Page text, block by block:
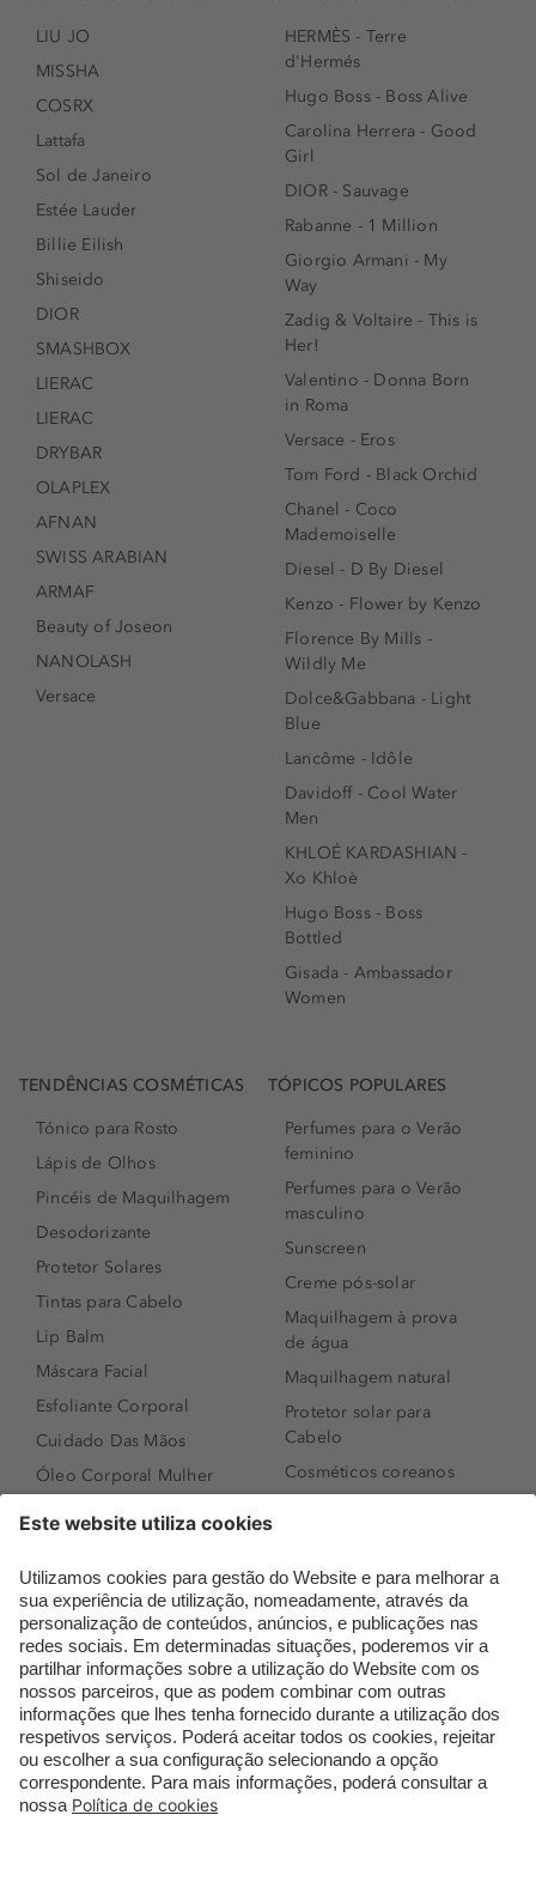
LIU JO
MISSHA
COSRX
Lattafa
Sol de Janeiro
Estée Lauder
Billie Eilish
Shiseido
DIOR
SMASHBOX
LIERAC
LIERAC
DRYBAR
OLAPLEX
AFNAN
SWISS ARABIAN
ARMAF
Beauty of Joseon
NANOLASH
Versace
HERMÈS - Terre
d'Hermés
Hugo Boss - Boss Alive
Carolina Herrera - Good
Girl
DIOR - Sauvage
Rabanne - 1 Million
Giorgio Armani - My
Way
Zadig & Voltaire - This is
Her!
Valentino - Donna Born
in Roma
Versace - Eros
Tom Ford - Black Orchid
Chanel - Coco
Mademoiselle
Diesel - D By Diesel
Kenzo - Flower by Kenzo
Florence By Mills -
Wildly Me
Dolce&Gabbana - Light
Blue
Lancôme - Idôle
Davidoff - Cool Water
Men
KHLOÉ KARDASHIAN -
Xo Khloè
Hugo Boss - Boss
Bottled
Gisada - Ambassador
Women
TENDÊNCIAS COSMÉTICAS
Tónico para Rosto
Lápis de Olhos
Pincéis de Maquilhagem
Desodorizante
Protetor Solares
Tintas para Cabelo
Lip Balm
Máscara Facial
Esfoliante Corporal
Cuidado Das Mãos
Óleo Corporal Mulher
Sérum de Rosto
Body mist & Spray
corporal
Produtos para Cabelo
Homem
Espuma de Limpeza
Facial
Dermocosmética
TÓPICOS POPULARES
Perfumes para o Verão
feminino
Perfumes para o Verão
masculino
Sunscreen
Creme pós-solar
Maquilhagem à prova
de água
Maquilhagem natural
Protetor solar para
Cabelo
Cosméticos coreanos
Perfumes árabes
Novidades
Melhores Perfumes
Femininos
TOP 10: Perfumes
Masculinos
Pestanas Postiças
Creme Rosto Homem